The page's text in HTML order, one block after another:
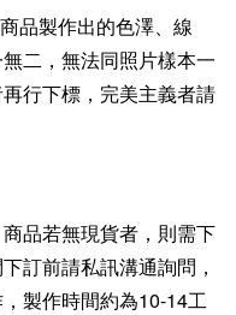
品製作出的色澤、線
二，無法同照片樣本一
行下標，完美主義者請
品若無現貨者，則需下
訂前請私訊溝通詢問，
製作時間約為10-14工